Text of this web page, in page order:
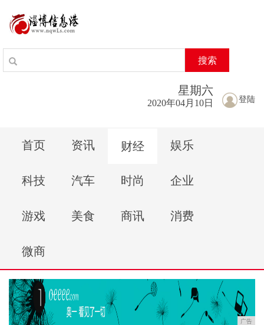
搜索
登陆
星期六
2020年04月10日
首页 资讯 财经 娱乐
科技 汽车 时尚 企业
游戏 美食 商讯 消费
微商
广告